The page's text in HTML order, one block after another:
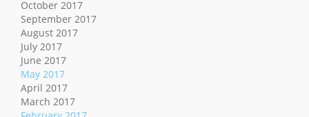
October 2017
September 2017
August 2017
July 2017
June 2017
May 2017
April 2017
March 2017